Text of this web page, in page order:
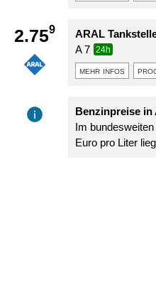
2.759
ARAL
A 7
24h
mehr infos
Benzinpreise
Im
Euro pro Liter